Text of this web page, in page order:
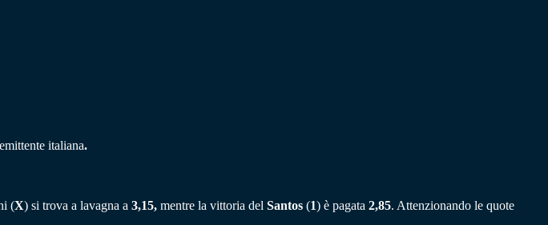
italiana.
(X) si trova a lavagna a 3,15, mentre la vittoria del Santos (1) è pagata 2,85. Attenzionando le quote